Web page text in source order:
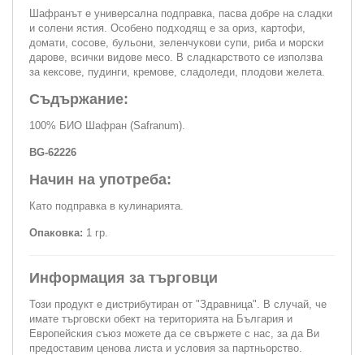
Шафранът е универсална подправка, пасва добре на сладки
и солени ястия. Особено подходящ е за ориз, картофи,
домати, сосове, бульони, зеленчукови супи, риба и морски
дарове, всички видове месо. В сладкарството се използва
за кексове, пудинги, кремове, сладоледи, плодови желета.
Съдържание:
100% БИО Шафран (Safranum).
BG-62226
Начин на употреба:
Като подправка в кулинарията.
Опаковка: 1 гр.
Информация за търговци
Този продукт е дистрибутиран от "Здравница". В случай, че
имате търговски обект на територията на България и
Европейския съюз можете да се свържете с нас, за да Ви
предоставим ценова листа и условия за партньорство.